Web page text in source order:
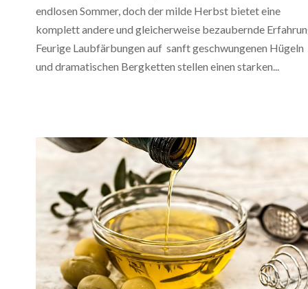
endlosen Sommer, doch der milde Herbst bietet eine
komplett andere und gleicherweise bezaubernde
Feurige Laubfärbungen auf sanft geschwungenen Hügeln
und dramatischen Bergketten stellen einen starken...